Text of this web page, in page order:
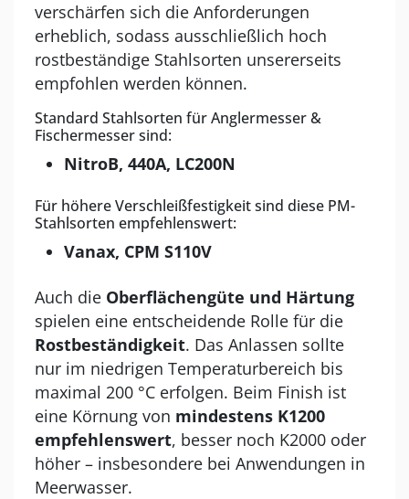
verschärfen sich die Anforderungen
erheblich, sodass ausschließlich hoch
rostbeständige Stahlsorten unsererseits
empfohlen werden können.
Standard Stahlsorten für Anglermesser &
Fischermesser sind:
NitroB, 440A, LC200N
Für höhere Verschleißfestigkeit sind diese PM-
Stahlsorten empfehlenswert:
Vanax, CPM S110V
Auch die Oberflächengüte und Härtung
spielen eine entscheidende Rolle für die
Rostbeständigkeit. Das Anlassen sollte
nur im niedrigen Temperaturbereich bis
maximal 200 °C erfolgen. Beim Finish ist
eine Körnung von mindestens K1200
empfehlenswert, besser noch K2000 oder
höher – insbesondere bei Anwendungen in
Meerwasser.